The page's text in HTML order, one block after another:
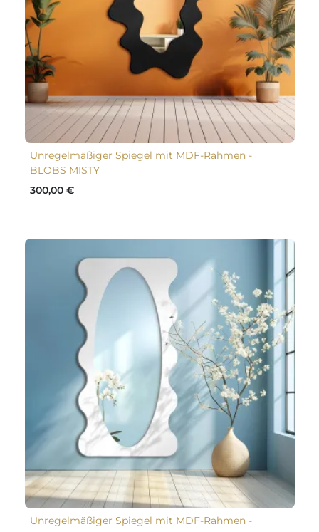
Unregelmäßiger Spiegel mit MDF-Rahmen -
BLOBS MISTY
300,00 €
Unregelmäßiger Spiegel mit MDF-Rahmen -